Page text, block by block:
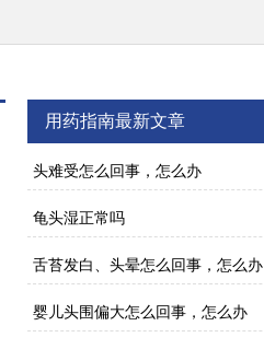
用药指南最新文章
头难受怎么回事，怎么办
龟头湿正常吗
舌苔发白、头晕怎么回事，怎么办
婴儿头围偏大怎么回事，怎么办